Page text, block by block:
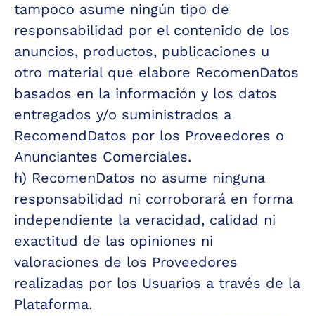
tampoco asume ningún tipo de
responsabilidad por el contenido de los
anuncios, productos, publicaciones u
otro material que elabore RecomenDatos
basados en la información y los datos
entregados y/o suministrados a
RecomendDatos por los Proveedores o
Anunciantes Comerciales.
h) RecomenDatos no asume ninguna
responsabilidad ni corroborará en forma
independiente la veracidad, calidad ni
exactitud de las opiniones ni
valoraciones de los Proveedores
realizadas por los Usuarios a través de la
Plataforma.